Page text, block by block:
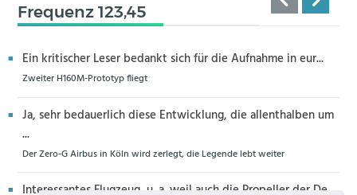
Frequenz 123,45
Ein kritischer Leser bedankt sich für die Aufnahme in eur...
Zweiter H160M-Prototyp fliegt
Ja, sehr bedauerlich diese Entwicklung, die allenthalben um
...
Der Zero-G Airbus in Köln wird zerlegt, die Legende lebt weiter
Interessantes Flugzeug, u. a. weil auch die Propeller der De...